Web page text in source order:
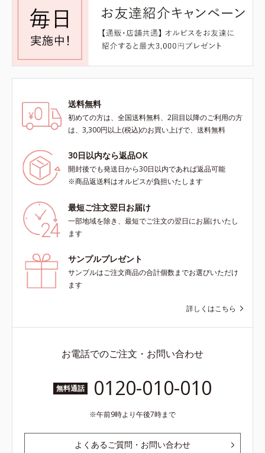
送料無料
初めての方は、全国送料無料、2回目以降のご利用の方
は、3,300円以上(税込)のお買い上げで、送料無料
30日以内なら返品OK
開封後でも発送日から30日以内であれば返品可能
※商品返送料はオルビスが負担いたします
最短ご注文翌日お届け
一部地域を除き、最短でご注文の翌日にお届けいたし
ます
サンプルプレゼント
サンプルはご注文商品の合計個数までお選びいただけ
ます
詳しくはこちら
お電話でのご注文・お問い合わせ
無料通話 0120-010-010
午前9時より午後7時まで
よくあるご質問・お問い合わせ